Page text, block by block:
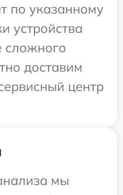
по указанному
устройства
сложного
доставим
центр
мы